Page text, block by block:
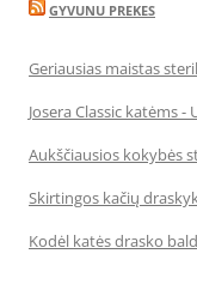
GYVUNU PREKES
Geriausias maistas
Josera Classic katėms
Aukščiausios kokybės
Skirtingos kačių
Kodėl katės drasko